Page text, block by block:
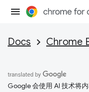
Docs Chrome
Google 会使用 AI 技术将